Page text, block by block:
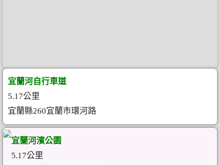
宜蘭河自行車道
5.17公里
宜蘭縣260宜蘭市環河路
宜蘭河濱公園
5.17公里